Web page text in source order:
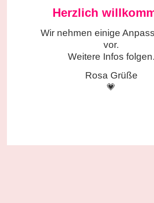
Herzlich
Wir nehmen einige
vor.
Weitere Infos folgen.
Rosa Grüße
💗